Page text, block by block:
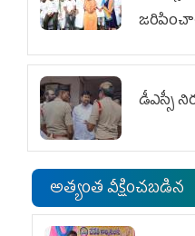
డీఎస్సీ
అత్యంత వీక్షించబడిన